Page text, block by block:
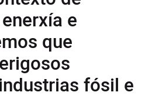
e
que
fósil e